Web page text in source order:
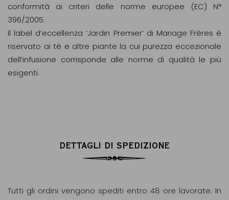
conformità ai criteri delle norme europee (EC) N°
396/2005.
Il label d’eccellenza ‘Jardin Premier’ di Mariage Frères è
riservato ai tè e altre piante la cui purezza eccezionale
dell’infusione corrisponde alle norme di qualità le più
esigenti.
DETTAGLI DI SPEDIZIONE
Tutti gli ordini vengono spediti entro 48 ore lavorate. In